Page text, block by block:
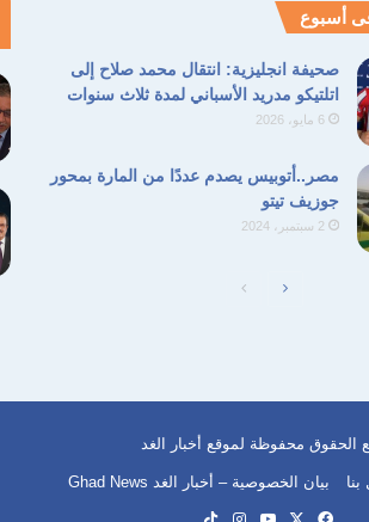
فى أسبوع
صحيفة انجليزية: انتقال محمد صلاح إلى
اتلتيكو مدريد الأسباني لمدة ثلاث سنوات
6 مايو، 2026
مصر..أتوبيس يصدم عددًا من المارة بمحور
جوزيف تيتو
2 سبتمبر، 2024
الصفحةالصفحة
الحقوق محفوظة لموقع أخبار الغد
بيان الخصوصية – أخبار الغد Ghad News
فيسبوك ‫YouTube
انستقرام